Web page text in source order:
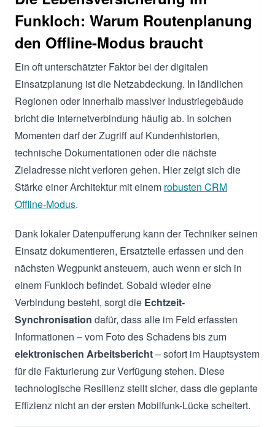
Funkloch: Warum Routenplanung
den Offline-Modus braucht
Ein oft unterschätzter Faktor bei der digitalen
Einsatzplanung ist die Netzabdeckung. In ländlichen
Regionen oder innerhalb massiver Industriegebäude
bricht die Internetverbindung häufig ab. In solchen
Momenten darf der Zugriff auf Kundenhistorien,
technische Dokumentationen oder die nächste
Zieladresse nicht verloren gehen. Hier zeigt sich die
Stärke einer Architektur mit einem robusten CRM
Offline-Modus.
Dank lokaler Datenpufferung kann der Techniker seinen
Einsatz dokumentieren, Ersatzteile erfassen und den
nächsten Wegpunkt ansteuern, auch wenn er sich in
einem Funkloch befindet. Sobald wieder eine
Verbindung besteht, sorgt die Echtzeit-
Synchronisation dafür, dass alle im Feld erfassten
Informationen – vom Foto des Schadens bis zum
elektronischen Arbeitsbericht– sofort im Hauptsystem
für die Fakturierung zur Verfügung stehen. Diese
technologische Resilienz stellt sicher, dass die geplante
Effizienz nicht an der ersten Mobilfunk-Lücke scheitert.